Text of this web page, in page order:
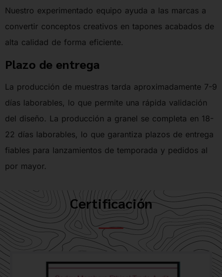
Nuestro experimentado equipo ayuda a las marcas a
convertir conceptos creativos en tapones acabados de
alta calidad de forma eficiente.
Plazo de entrega
La producción de muestras tarda aproximadamente 7-9
días laborables, lo que permite una rápida validación
del diseño. La producción a granel se completa en 18-
22 días laborables, lo que garantiza plazos de entrega
fiables para lanzamientos de temporada y pedidos al
por mayor.
Certificación